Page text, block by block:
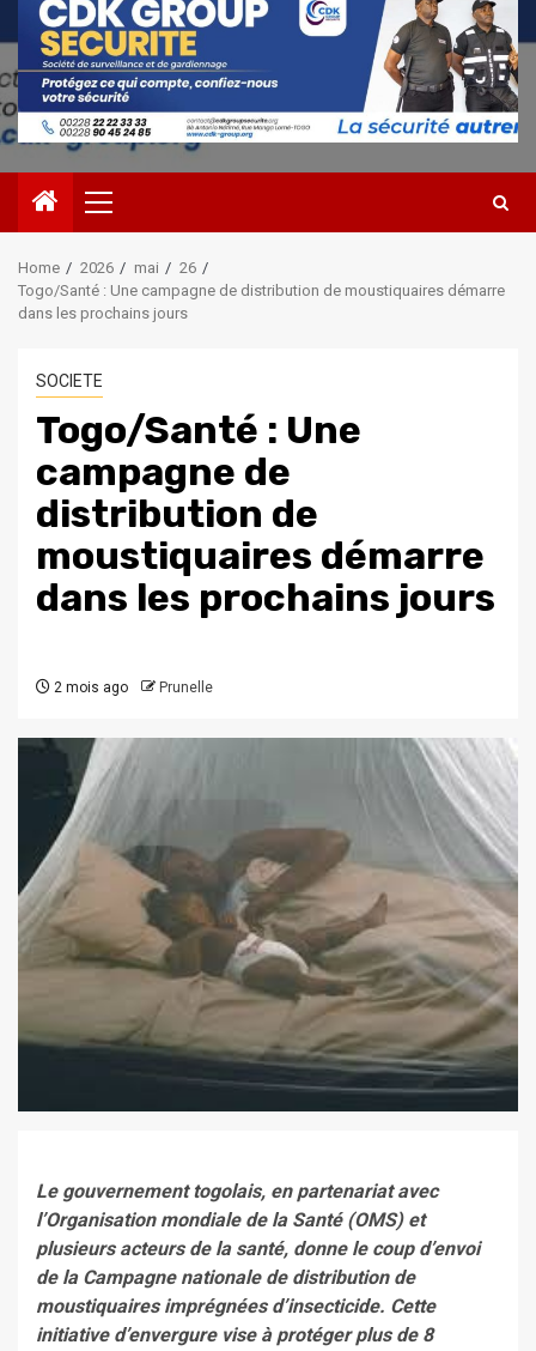
Primary
Menu
Home 2026 mai
26
Togo/Santé : Une campagne de distribution de moustiquaires démarre
dans les prochains jours
SOCIETE
Togo/Santé : Une
campagne de
distribution de
moustiquaires démarre
dans les prochains jours
2 mois ago Prunelle
Le gouvernement togolais, en partenariat avec
l’Organisation mondiale de la Santé (OMS) et
plusieurs acteurs de la santé, donne le coup d’envoi
de la Campagne nationale de distribution de
moustiquaires imprégnées d’insecticide. Cette
initiative d’envergure vise à protéger plus de 8